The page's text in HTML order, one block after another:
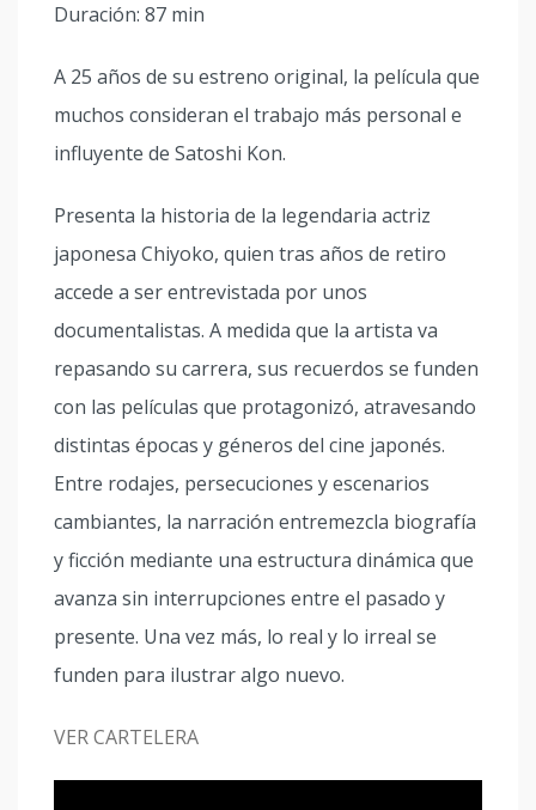
Duración: 87 min
A 25 años de su estreno original, la película que
muchos consideran el trabajo más personal e
influyente de Satoshi Kon.
Presenta la historia de la legendaria actriz
japonesa Chiyoko, quien tras años de retiro
accede a ser entrevistada por unos
documentalistas. A medida que la artista va
repasando su carrera, sus recuerdos se funden
con las películas que protagonizó, atravesando
distintas épocas y géneros del cine japonés.
Entre rodajes, persecuciones y escenarios
cambiantes, la narración entremezcla biografía
y ficción mediante una estructura dinámica que
avanza sin interrupciones entre el pasado y
presente. Una vez más, lo real y lo irreal se
funden para ilustrar algo nuevo.
VER CARTELERA